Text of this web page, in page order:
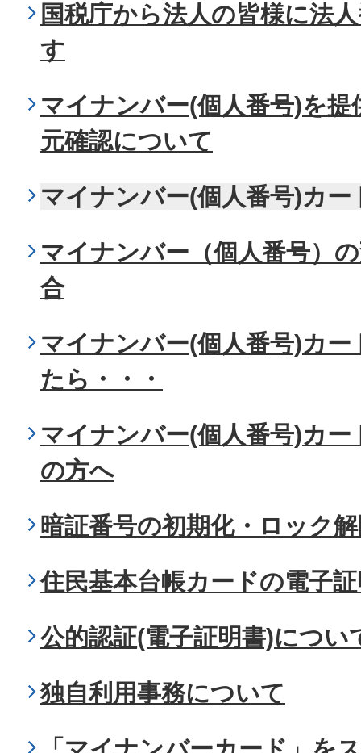
国税庁から法人の皆様に法
す
マイナンバー(個人番号)を
元確認について
マイナンバー(個人番号)カー
マイナンバー（個人番号）
合
マイナンバー(個人番号)カ
たら・・・
マイナンバー(個人番号)カ
の方へ
暗証番号の初期化・ロック
住民基本台帳カードの電子
公的認証(電子証明書)につい
独自利用事務について